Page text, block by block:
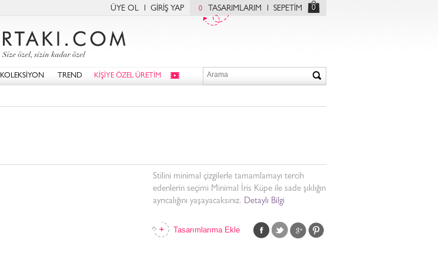
ÜYE OL GİRİŞ YAP 0 TASARIMLARIM SEPETİM 0
KOLEKSİYON TREND KİŞİYE ÖZEL ÜRETİM
Stilini minimal çizgilerle tamamlamayı tercih
edenlerin seçimi Minimal İris Küpe ile sade şıklığın
ayrıcalığını yaşayacaksınız. Detaylı Bilgi
Tasarımlarıma Ekle